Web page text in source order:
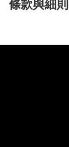
條款與細則